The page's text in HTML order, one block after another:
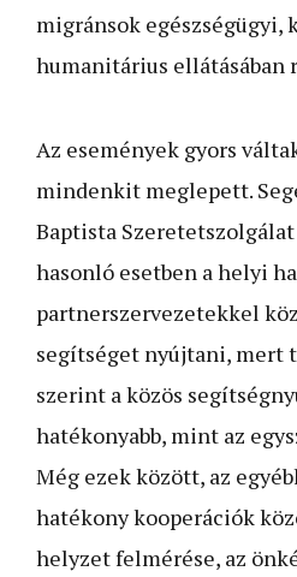
migránsok egészségügyi,
humanitárius ellátásában
Az események gyors
mindenkit meglepett.
Baptista
hasonló esetben a helyi
partnerszervezetekkel
segítséget nyújtani, mert
szerint a közös
hatékonyabb, mint az
Még ezek között, az
hatékony kooperációk
helyzet felmérése, az